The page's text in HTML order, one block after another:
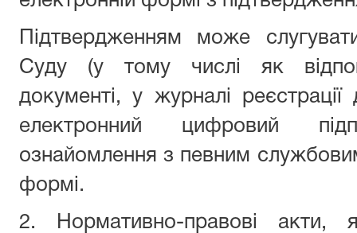
Підтвердженням може
Суду (у тому числі як
документі, у журналі реєстрації
електронний цифровий
ознайомлення з певним
формі.
2. Нормативно-правові акти,